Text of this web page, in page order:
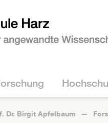
Dr. Birgit Apfelbaum